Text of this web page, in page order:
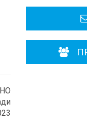
Районні,